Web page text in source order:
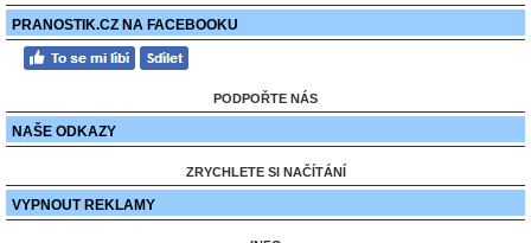
PRANOSTIK.CZ NA FACEBOOKU
PODPOŘTE NÁS
NAŠE ODKAZY
ZRYCHLETE SI NAČÍTÁNÍ
VYPNOUT REKLAMY